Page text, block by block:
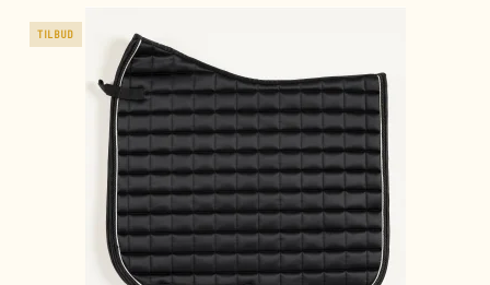
TILBUD